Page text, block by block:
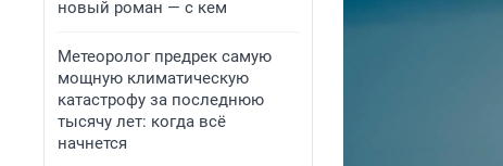
новый роман — с кем
Метеоролог предрек самую
мощную климатическую
катастрофу за последнюю
тысячу лет: когда всё
начнется